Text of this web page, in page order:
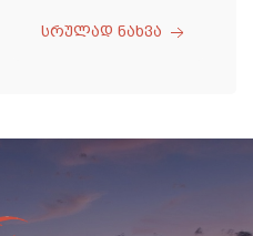
სრულად ნახვა